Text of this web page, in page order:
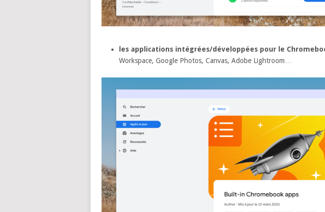
les applications intégrées/développées pour le
Workspace, Google Photos, Canvas, Adobe Lightroom…